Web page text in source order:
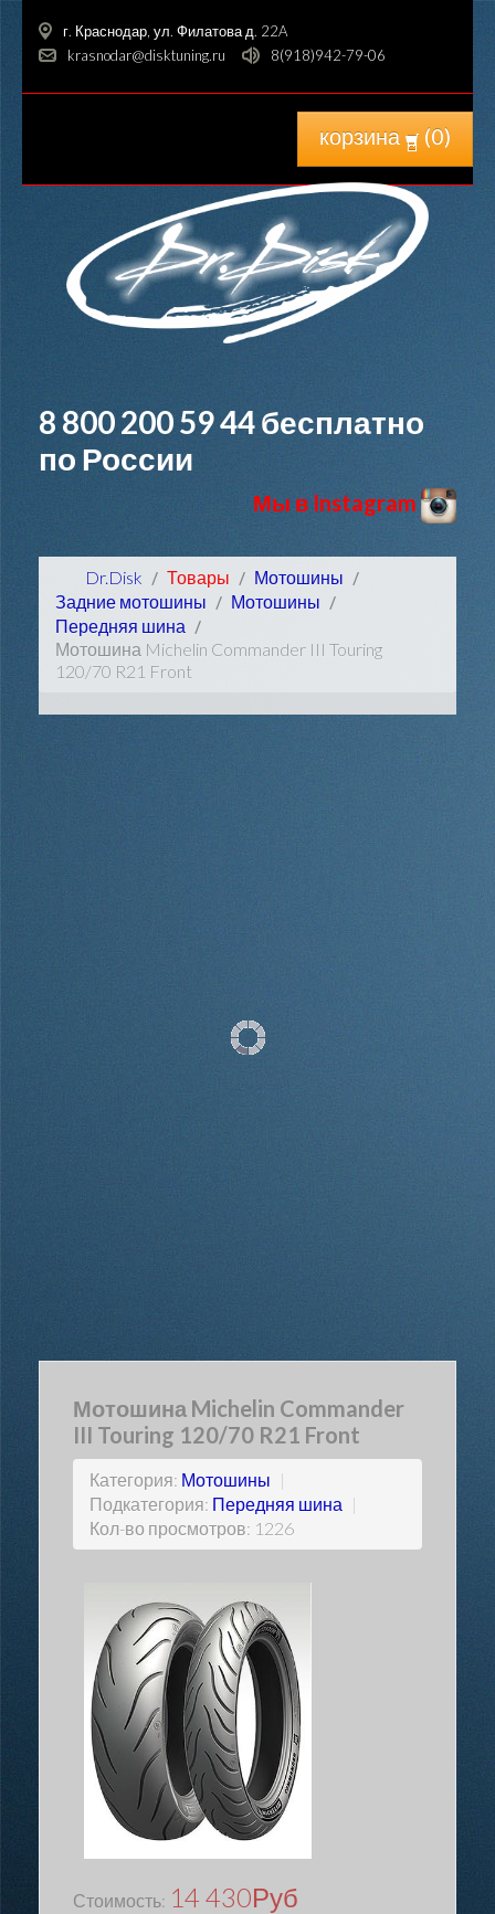
г. Краснодар, ул. Филатова д. 22A
krasnodar@disktuning.ru
8(918)942-79-06
корзина (0)
8 800 200 59 44бесплатно
по России
Мы в Instagram
Dr.Disk Товары
Мотошины
Задние мотошины
Мотошины
Передняя шина
Мотошина Michelin Commander III Touring
120/70 R21 Front
Мотошина Michelin Commander
III Touring 120/70 R21 Front
Категория: Мотошины |
Подкатегория: Передняя шина |
Кол-во просмотров: 1226
Стоимость: 14 430Руб